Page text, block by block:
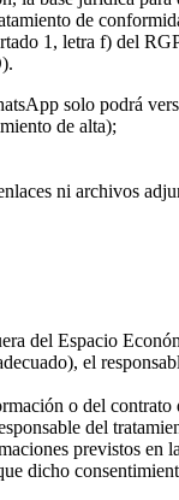
de
1, letra f) del
solo podrá
de alta);
ni archivos
del Espacio
el
o del
del
previstos
dicho